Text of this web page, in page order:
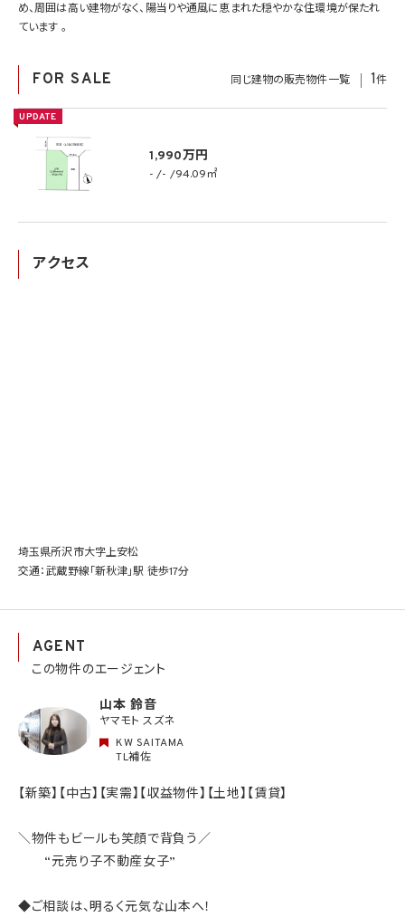
め、周囲は高い建物がなく、陽当りや通風に恵まれた穏やかな住環境が保たれ
ています 。
FOR SALE 同じ建物の販売物件一覧 1件
UPDATE
1,990万円
- - 94.09㎡
アクセス
埼玉県所沢市大字上安松
交通：武蔵野線「新秋津」駅 徒歩17分
AGENT
この物件のエージェント
山本 鈴音
ヤマモト スズネ
KW SAITAMA
TL補佐
【新築】【中古】【実需】【収益物件】【土地】【賃貸】
＼物件もビールも笑顔で背負う／
“元売り子不動産女子”
◆ご相談は、明るく元気な山本へ！